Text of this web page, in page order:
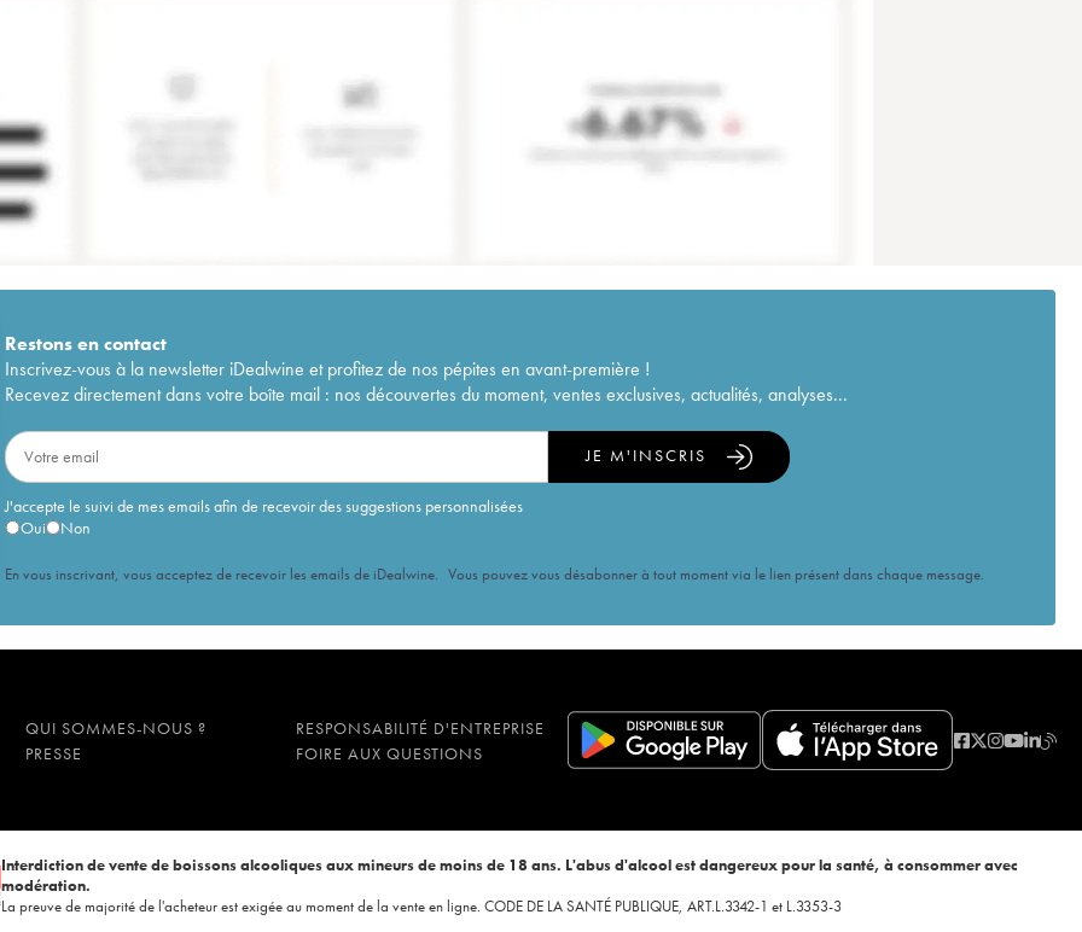
Restons encontact
Inscrivez-vous à la newsletter iDealwine et profitez de nos pépites en avant-première !
Recevez directement dans votre boîte mail : nos découvertes du moment, ventes exclusives, actualités, analyses...
J'accepte le suivi de mes emails afin de recevoir des suggestions personnalisées
Oui
Non
JE M'INSCRIS
En vous inscrivant, vous acceptez de recevoir les emails de iDealwine. Vous pouvez vous désabonner à tout moment via le lien présent dans chaque message.
QUI SOMMES-NOUS ?
RESPONSABILITÉ D'ENTREPRISE
PRESSE FOIRE AUX QUESTIONS
Interdiction de vente de boissons alcooliques aux mineurs de moins de 18 ans. L'abus d'alcool est dangereux pour la santé, à consommer avec
modération.
La preuve de majorité de l'acheteur est exigée au moment de la vente en ligne. CODE DE LA SANTÉ PUBLIQUE, ART.L.3342-1 et L.3353-3